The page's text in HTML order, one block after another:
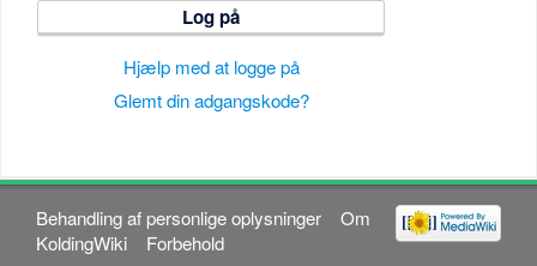
Log på
Hjælp med at logge på
Glemt din adgangskode?
Behandling af personlige oplysninger
Om
KoldingWiki
Forbehold